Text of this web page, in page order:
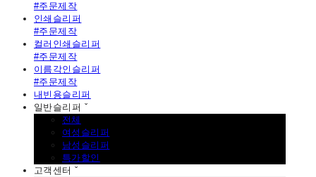
#주문제작
인쇄슬리퍼
#주문제작
컬러인쇄슬리퍼
#주문제작
이름각인슬리퍼
#주문제작
내빈용슬리퍼
일반슬리퍼 ˇ
전체
여성슬리퍼
남성슬리퍼
특가할인
고객센터 ˇ